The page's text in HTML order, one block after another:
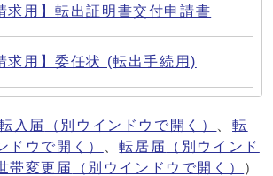
求用】転出証明書交付申請書
求用】委任状 (転出手続用)
入届 （別ウインドウで開く） 、転
ドウで開く） 、転居届
（別ウインド
帯変更届 （別ウインドウで開く）
）